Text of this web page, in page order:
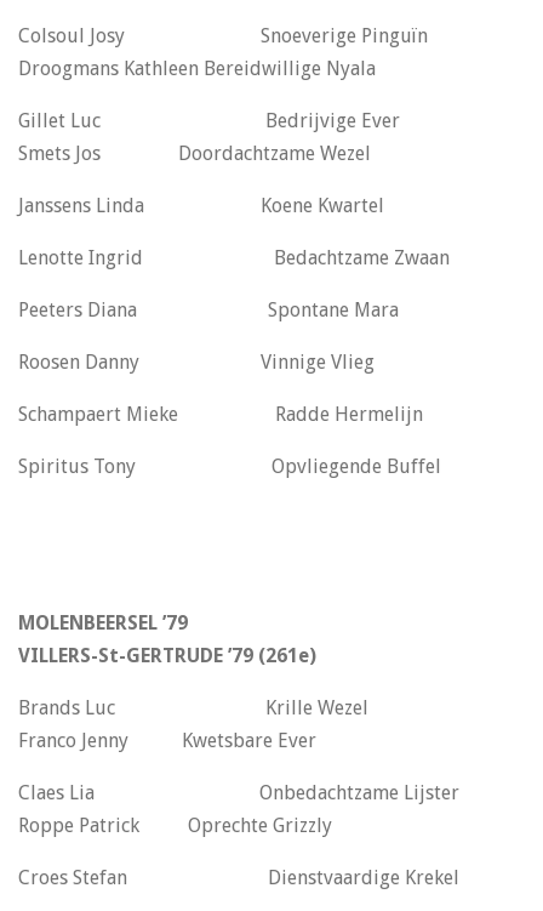
Colsoul Josy Snoeverige Pinguïn
Droogmans Kathleen Bereidwillige Nyala
Gillet Luc Bedrijvige Ever
Smets Jos Doordachtzame Wezel
Janssens Linda Koene Kwartel
Lenotte Ingrid Bedachtzame Zwaan
Peeters Diana Spontane Mara
Roosen Danny Vinnige Vlieg
Schampaert Mieke Radde Hermelijn
Spiritus Tony Opvliegende Buffel
MOLENBEERSEL ’79
VILLERS-St-GERTRUDE ’79 (261e)
Brands Luc Krille Wezel
Franco Jenny Kwetsbare Ever
Claes Lia Onbedachtzame Lijster
Roppe Patrick Oprechte Grizzly
Croes Stefan Dienstvaardige Krekel